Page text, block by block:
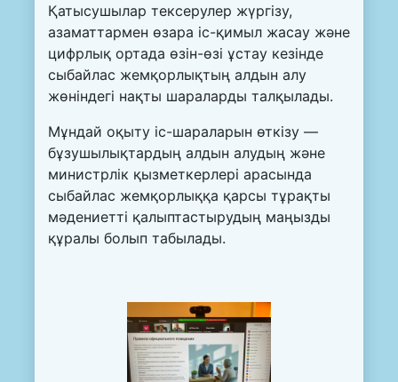
Қатысушылар тексерулер жүргізу,
азаматтармен өзара іс-қимыл жасау және
цифрлық ортада өзін-өзі ұстау кезінде
сыбайлас жемқорлықтың алдын алу
жөніндегі нақты шараларды талқылады.
Мұндай оқыту іс-шараларын өткізу —
бұзушылықтардың алдын алудың және
министрлік қызметкерлері арасында
сыбайлас жемқорлыққа қарсы тұрақты
мәдениетті қалыптастырудың маңызды
құралы болып табылады.